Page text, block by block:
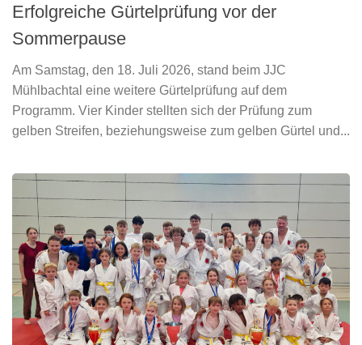
Erfolgreiche Gürtelprüfung vor der
Sommerpause
Am Samstag, den 18. Juli 2026, stand beim JJC
Mühlbachtal eine weitere Gürtelprüfung auf dem
Programm. Vier Kinder stellten sich der Prüfung zum
gelben Streifen, beziehungsweise zum gelben Gürtel und...